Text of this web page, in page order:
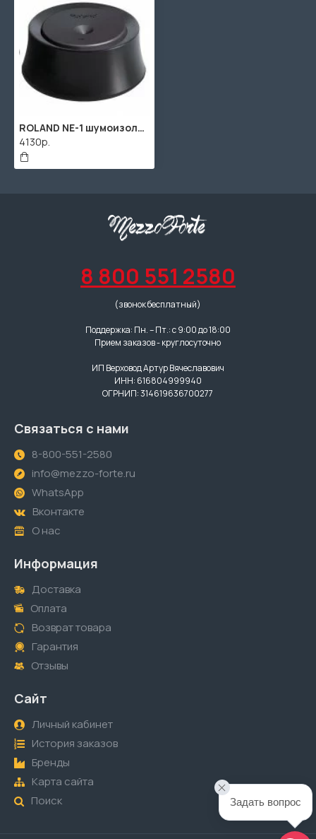
ROLAND NE-1 шумоизоляционные принадлежности для барабанов
4130р.
8 800 551 2580
(звонок бесплатный)
Поддержка: Пн. – Пт.: с 9:00 до 18:00
Прием заказов - круглосуточно
ИП Верховод Артур Вячеславович
ИНН: 616804999940
ОГРНИП: 314619636700277
Связаться с нами
8-800-551-2580
info@mezzo-forte.ru
WhatsApp
Вконтакте
О нас
Информация
Доставка
Оплата
Возврат товара
Гарантия
Отзывы
Сайт
Личный кабинет
История заказов
Бренды
Карта сайта
Поиск
Задать вопрос